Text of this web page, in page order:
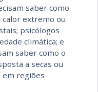
saber como
extremo ou
psicólogos
climática; e
saber como o
a secas ou
regiões